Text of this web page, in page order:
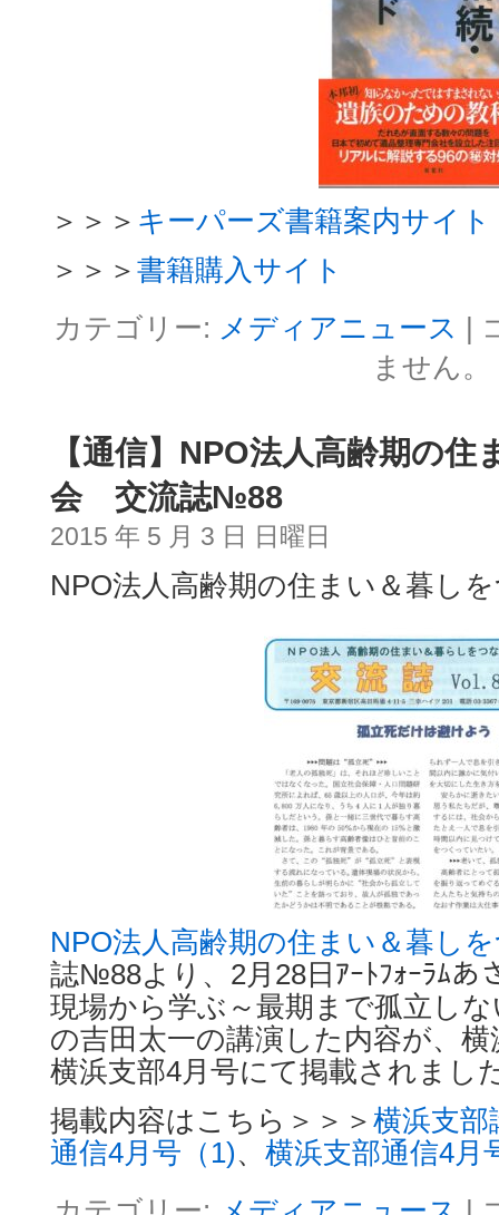
＞＞＞ キーパーズ書籍案内サイト
＞＞＞ 書籍購入サイト
カテゴリー: メディアニュース
ません。
【通信】NPO法人高齢期の
会 交流誌№88
2015 年 5 月 3 日 日曜日
NPO法人高齢期の住まい＆暮
NPO法人高齢期の住まい＆暮し
誌№88より、2月28日ｱｰﾄﾌｫｰﾗﾑあ
現場から学ぶ～最期まで孤立し
の吉田太一の講演した内容が、
横浜支部4月号にて掲載されまし
掲載内容はこちら＞＞＞ 横浜支部
通信4月号（1)、 横浜支部通信4月